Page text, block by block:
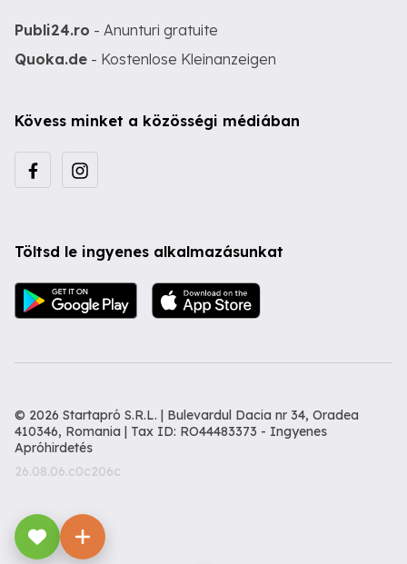
Publi24.ro - Anunturi gratuite
Quoka.de - Kostenlose Kleinanzeigen
Kövess minket a közösségi médiában
Töltsd le ingyenes alkalmazásunkat
© 2026 Startapró S.R.L. | Bulevardul Dacia nr 34, Oradea
410346, Romania | Tax ID: RO44483373 - Ingyenes
Apróhirdetés
26.08.06.c0c206c